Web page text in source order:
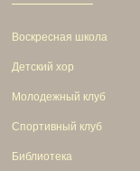
Воскресная школа
Детский хор
Молодежный клуб
Спортивный клуб
Библиотека